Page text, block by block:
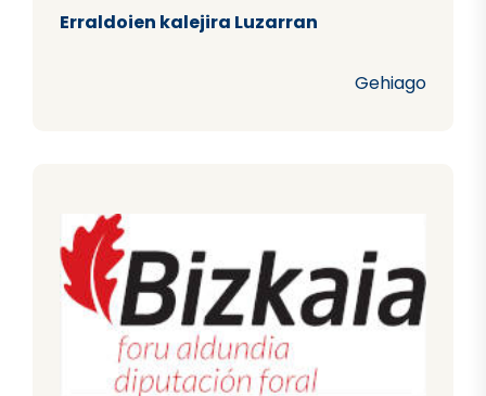
Erraldoien kalejira Luzarran
Gehiago